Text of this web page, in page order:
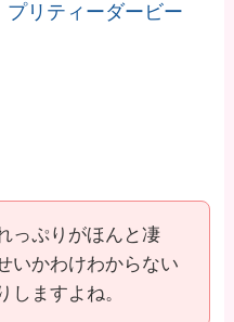
リティーダービー
っぷりがほんと凄
いかわけわからない
しますよね。